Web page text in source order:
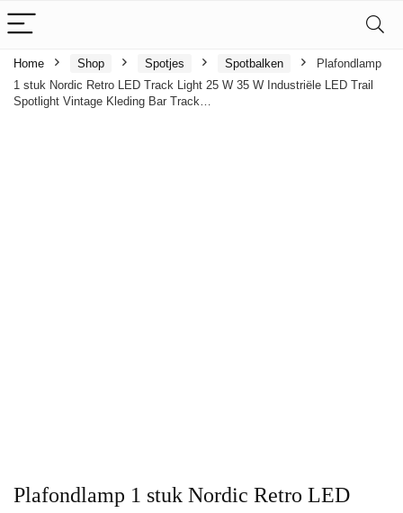
Home Shop Spotjes Spotbalken
Plafondlamp
1 stuk Nordic Retro LED Track Light 25 W 35 W Industriële LED Trail
Spotlight Vintage Kleding Bar Track…
Plafondlamp 1 stuk Nordic Retro LED